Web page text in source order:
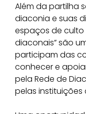
Além da partilha
diaconia e suas
espaços de culto
diaconais” são
participam das
conhecer e
pela Rede de
pelas instituições